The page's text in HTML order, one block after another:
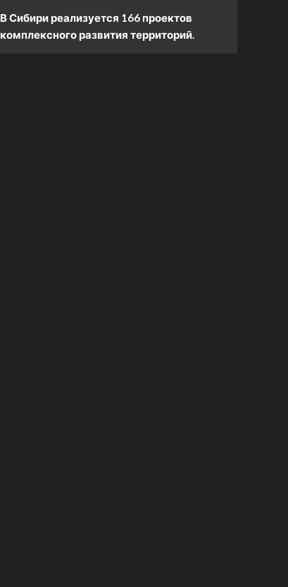
В Сибири реализуется 166 проектов
комплексного развития территорий.